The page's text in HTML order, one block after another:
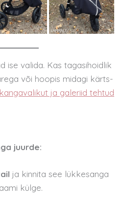
ise valida. Kas tagasihoidlik
või hoopis midagi kärts-
ja galeriid tehtud
juurde:
ja kinnita see lükkesanga
külge.